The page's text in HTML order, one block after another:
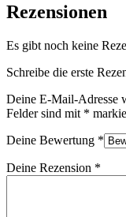
Rezensionen
Es gibt noch keine
Schreibe die erste
Deine E-Mail-Adresse
Felder sind mit *
Deine Bewertung *
Deine Rezension *